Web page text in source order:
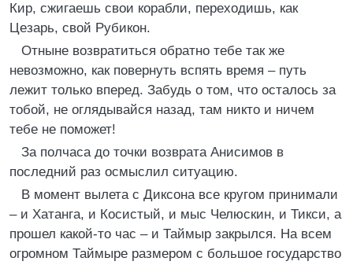
Кир, сжигаешь свои корабли, переходишь, как
Цезарь, свой Рубикон.
Отныне возвратиться обратно тебе так же
невозможно, как повернуть вспять время – путь
лежит только вперед. Забудь о том, что осталось за
тобой, не оглядывайся назад, там никто и ничем
тебе не поможет!
За полчаса до точки возврата Анисимов в
последний раз осмыслил ситуацию.
В момент вылета с Диксона все кругом принимали
– и Хатанга, и Косистый, и мыс Челюскин, и Тикси, а
прошел какой-то час – и Таймыр закрылся. На всем
огромном Таймыре размером с большое государство